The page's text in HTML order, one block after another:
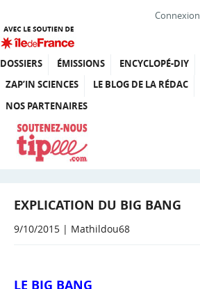
Connexion
DOSSIERS ÉMISSIONS ENCYCLOPÉ-DIY
ZAP’IN SCIENCES
LE BLOG DE LA RÉDAC
NOS PARTENAIRES
EXPLICATION DU BIG BANG
9/10/2015 | Mathildou68
LE BIG BANG